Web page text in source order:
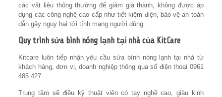
các vật liệu thông thường để giảm giá thành, không được áp
dụng các công nghệ cao cấp như tiết kiệm điện, bảo vệ an toàn
dẫn gây nguy hại tới tính mạng người dùng.
Quy trình sửa bình nóng lạnh tại nhà của KitCare
Kitcare luôn tiếp nhận yêu cầu sửa bình nóng lạnh tại nhà từ
khách hàng, đơn vị, doanh nghiệp thông qua số điện thoại 0961
485 427.
Trung tâm sẽ điều kỹ thuật viên có tay nghề cao, giàu kinh